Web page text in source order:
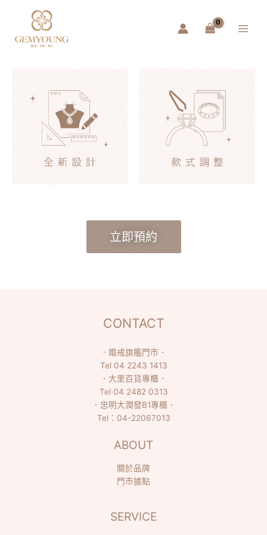
Menu
立即預約
CONTACT
． 婚戒旗艦門市 ．
Tel 04 2243 1413
． 大里百貨專櫃 ．
Tel 04 2482 0313
． 忠明大潤發B1專櫃 ．
Tel： 04-22067013
ABOUT
關於品牌
門市據點
SERVICE